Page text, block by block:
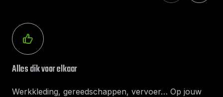
Alles dik voor elkaar
Werkkleding, gereedschappen, vervoer… Op jouw